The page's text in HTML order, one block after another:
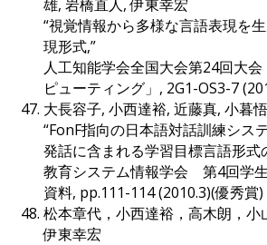
雄, 岩橋直人, 伊東幸宏
“視覚情報から多様な言語表現を
現形式,”
人工知能学会全国大会第24回大
ピューティング」, 2G1-OS3-7
大長容子, 小西達裕, 近藤真, 小暮
“FonF指向の日本語対話訓練シス
発話に含まれる学習目標言語形式
教育システム情報学会 第4回学
資料, pp.111-114 (2010.3)(優秀賞)
松本章代，小西達裕，高木朗，小
伊東幸宏